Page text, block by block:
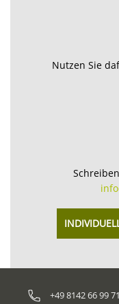
Nutzen Sie
+49 8142 66 99